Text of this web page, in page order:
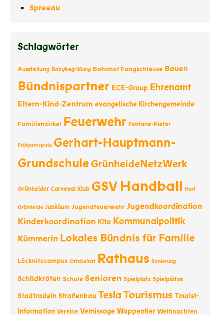
Spreeau
Schlagwörter
Ausstellung Babybegrüßung Bahnhof Fangschleuse Bauen
Bündnispartner ECE-Group Ehrenamt
Eltern-Kind-Zentrum evangelische Kirchengemeinde
Familienzirkel Feuerwehr Fontane-Kiefer
Frühjahrsputz Gerhart-Hauptmann-
GrundschuleGrünheideNetzWerk
Grünheider Carneval Klub GSVHandball Hort
Grünheide Jubiläum Jugendfeuerwehr Jugendkoordination
Kinderkoordination Kita Kommunalpolitik
Kümmerin Lokales Bündnis für Familie
Löcknitzcampus Ortsbeirat Rathaus Sanierung
Schildkröten Schule Senioren Spielplatz Spielplätze
Stadtradeln Straßenbau TeslaTourismus Tourist-
Information Vereine Vernissage Wappentier Weihnachten